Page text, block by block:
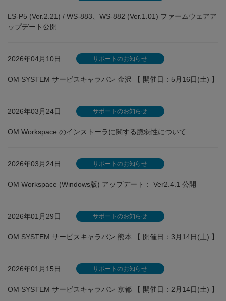
LS-P5 (Ver.2.21) / WS-883、WS-882 (Ver.1.01) ファームウェアア
ップデート公開
2026年04月10日 サポートのお知らせ
OM SYSTEM サービスキャラバン 金沢 【 開催日：5月16日(土) 】
2026年03月24日 サポートのお知らせ
OM Workspace のインストーラに関する脆弱性について
2026年03月24日 サポートのお知らせ
OM Workspace (Windows版) アップデート： Ver2.4.1 公開
2026年01月29日 サポートのお知らせ
OM SYSTEM サービスキャラバン 熊本 【 開催日：3月14日(土) 】
2026年01月15日 サポートのお知らせ
OM SYSTEM サービスキャラバン 京都 【 開催日：2月14日(土) 】